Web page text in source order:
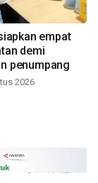
empat
demi
penumpang
2026